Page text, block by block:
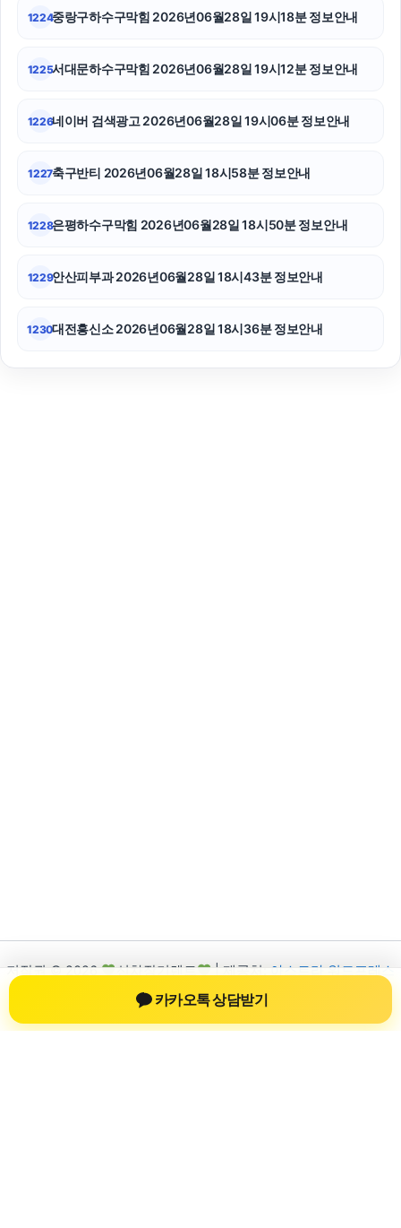
파양보호소
1224중랑구하수구막힘 2026년06월28일 19시18분 정보안내
1225서대문하수구막힘 2026년06월28일 19시12분 정보안내
1226네이버 검색광고 2026년06월28일 19시06분 정보안내
1227축구반티 2026년06월28일 18시58분 정보안내
1228은평하수구막힘 2026년06월28일 18시50분 정보안내
1229안산피부과 2026년06월28일 18시43분 정보안내
1230대전흥신소 2026년06월28일 18시36분 정보안내
저작권 © 2026 신차장기렌트 | 제공처:
아스트라 워드프레스
테마
카카오톡 상담받기